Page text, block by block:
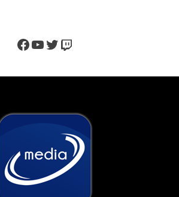
Facebook
YouTube
Twitter
Twitch